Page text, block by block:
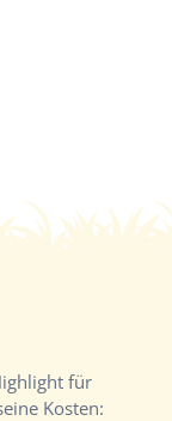
für
Kosten: